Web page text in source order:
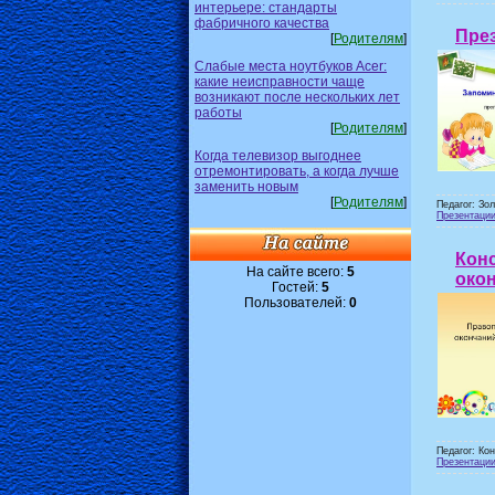
интерьере: стандарты
фабричного качества
[Родителям]
Слабые места ноутбуков Acer:
какие неисправности чаще
возникают после нескольких лет
работы
[Родителям]
Когда телевизор выгоднее
отремонтировать, а когда лучше
заменить новым
[Родителям]
На сайте всего: 5
Гостей: 5
Пользователей: 0
Педагог:
Презентации
Педагог:
Презентации